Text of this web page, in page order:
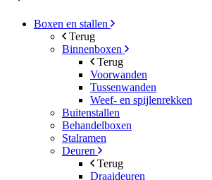
Boxen en stallen
Terug
Binnenboxen
Terug
Voorwanden
Tussenwanden
Weef- en spijlenrekken
Buitenstallen
Behandelboxen
Stalramen
Deuren
Terug
Draaideuren